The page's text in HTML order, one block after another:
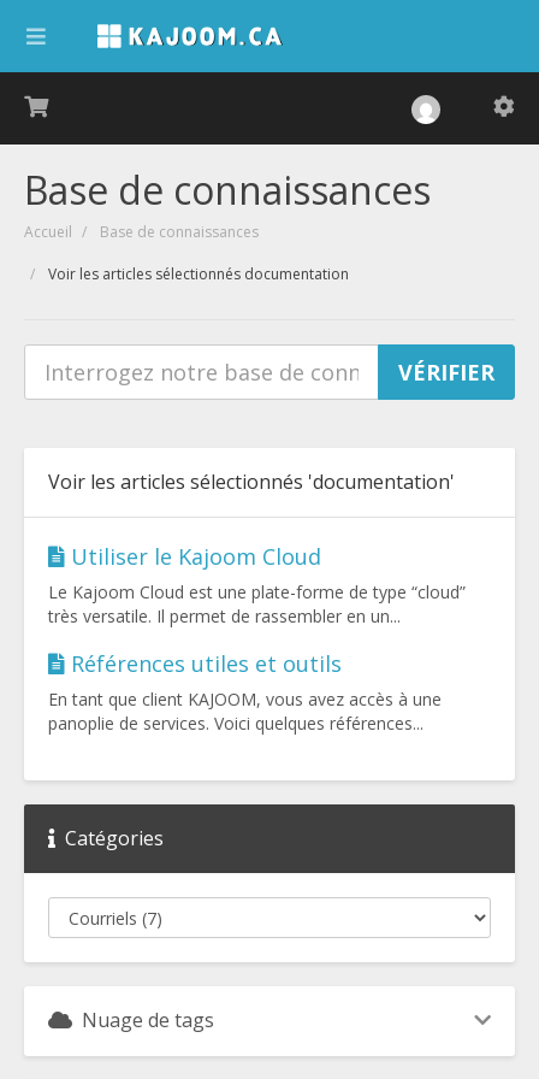
Base de connaissances
Accueil Base de connaissances
Voir les articles sélectionnés documentation
Voir les articles sélectionnés 'documentation'
Utiliser le Kajoom Cloud
Le Kajoom Cloud est une plate-forme de type “cloud”
très versatile. Il permet de rassembler en un...
Références utiles et outils
En tant que client KAJOOM, vous avez accès à une
panoplie de services. Voici quelques références...
Catégories
Nuage de tags